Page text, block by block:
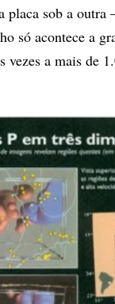
placa sob a outra
só acontece a
vezes a mais de